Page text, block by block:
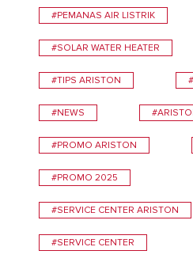
#PEMANAS AIR LISTRIK
#SOLAR WATER HEATER
#TIPS ARISTON
#NEWS
#PROMO ARISTON
#PROMO 2025
#SERVICE CENTER ARISTON
#SERVICE CENTER